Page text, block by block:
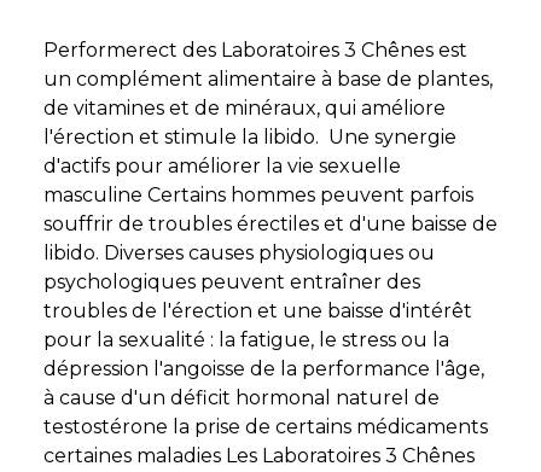
Performerect des Laboratoires 3 Chênes est
un complément alimentaire à base de plantes,
de vitamines et de minéraux, qui améliore
l'érection et stimule la libido. Une synergie
d'actifs pour améliorer la vie sexuelle
masculine Certains hommes peuvent parfois
souffrir de troubles érectiles et d'une baisse de
libido. Diverses causes physiologiques ou
psychologiques peuvent entraîner des
troubles de l'érection et une baisse d'intérêt
pour la sexualité : la fatigue, le stress ou la
dépression l'angoisse de la performance l'âge,
à cause d'un déficit hormonal naturel de
testostérone la prise de certains médicaments
certaines maladies Les Laboratoires 3 Chênes